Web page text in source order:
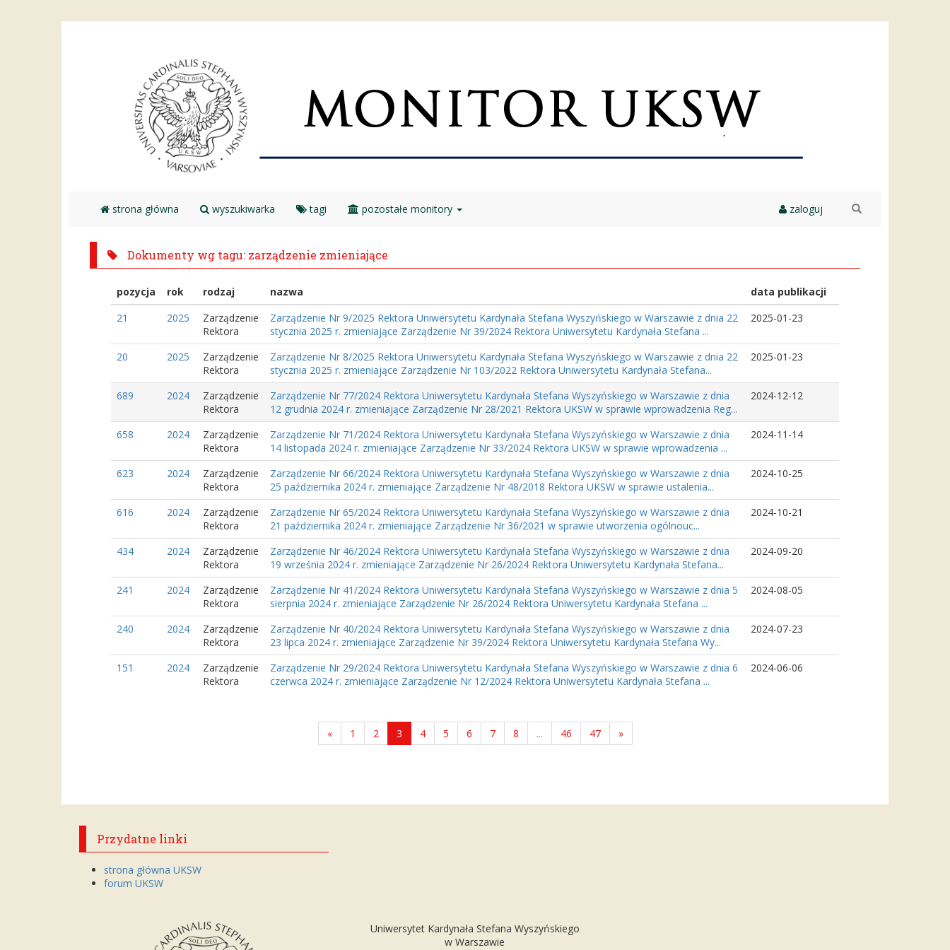
strona główna wyszukiwarka tagi pozostałe monitory zaloguj
Dokumenty wg tagu: zarządzenie zmieniające
pozycja rok rodzaj nazwa
data publikacji
21
2025
Zarządzenie
Rektora
Zarządzenie Nr 9/2025 Rektora Uniwersytetu Kardynała Stefana Wyszyńskiego w Warszawie z dnia 22
stycznia 2025 r. zmieniające Zarządzenie Nr 39/2024 Rektora Uniwersytetu Kardynała Stefana ...
2025-01-23
20 2025
Zarządzenie
Rektora
Zarządzenie Nr 8/2025 Rektora Uniwersytetu Kardynała Stefana Wyszyńskiego w Warszawie z dnia 22
stycznia 2025 r. zmieniające Zarządzenie Nr 103/2022 Rektora Uniwersytetu Kardynała Stefana...
2025-01-23
689 2024
Zarządzenie
Rektora
Zarządzenie Nr 77/2024 Rektora Uniwersytetu Kardynała Stefana Wyszyńskiego w Warszawie z dnia
12 grudnia 2024 r. zmieniające Zarządzenie Nr 28/2021 Rektora UKSW w sprawie wprowadzenia Reg...
2024-12-12
658 2024
Zarządzenie
Rektora
Zarządzenie Nr 71/2024 Rektora Uniwersytetu Kardynała Stefana Wyszyńskiego w Warszawie z dnia
14 listopada 2024 r. zmieniające Zarządzenie Nr 33/2024 Rektora UKSW w sprawie wprowadzenia ...
2024-11-14
623 2024
Zarządzenie
Rektora
Zarządzenie Nr 66/2024 Rektora Uniwersytetu Kardynała Stefana Wyszyńskiego w Warszawie z dnia
25 października 2024 r. zmieniające Zarządzenie Nr 48/2018 Rektora UKSW w sprawie ustalenia...
2024-10-25
616 2024
Zarządzenie
Rektora
Zarządzenie Nr 65/2024 Rektora Uniwersytetu Kardynała Stefana Wyszyńskiego w Warszawie z dnia
21 października 2024 r. zmieniające Zarządzenie Nr 36/2021 w sprawie utworzenia ogólnouc...
2024-10-21
434 2024
Zarządzenie
Rektora
Zarządzenie Nr 46/2024 Rektora Uniwersytetu Kardynała Stefana Wyszyńskiego w Warszawie z dnia
19 września 2024 r. zmieniające Zarządzenie Nr 26/2024 Rektora Uniwersytetu Kardynała Stefana...
2024-09-20
241 2024
Zarządzenie
Rektora
Zarządzenie Nr 41/2024 Rektora Uniwersytetu Kardynała Stefana Wyszyńskiego w Warszawie z dnia 5
sierpnia 2024 r. zmieniające Zarządzenie Nr 26/2024 Rektora Uniwersytetu Kardynała Stefana ...
2024-08-05
240 2024
Zarządzenie
Rektora
Zarządzenie Nr 40/2024 Rektora Uniwersytetu Kardynała Stefana Wyszyńskiego w Warszawie z dnia
23 lipca 2024 r. zmieniające Zarządzenie Nr 39/2024 Rektora Uniwersytetu Kardynała Stefana Wy...
2024-07-23
151 2024
Zarządzenie
Rektora
Zarządzenie Nr 29/2024 Rektora Uniwersytetu Kardynała Stefana Wyszyńskiego w Warszawie z dnia 6
czerwca 2024 r. zmieniające Zarządzenie Nr 12/2024 Rektora Uniwersytetu Kardynała Stefana ...
2024-06-06
« 1 2 3 4 5 6 7 8 ... 46 47 »
Przydatne linki
strona główna UKSW
forum UKSW
Uniwersytet Kardynała Stefana Wyszyńskiego
w Warszawie